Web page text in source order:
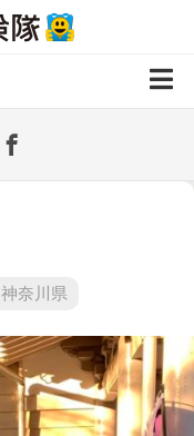
神奈川県